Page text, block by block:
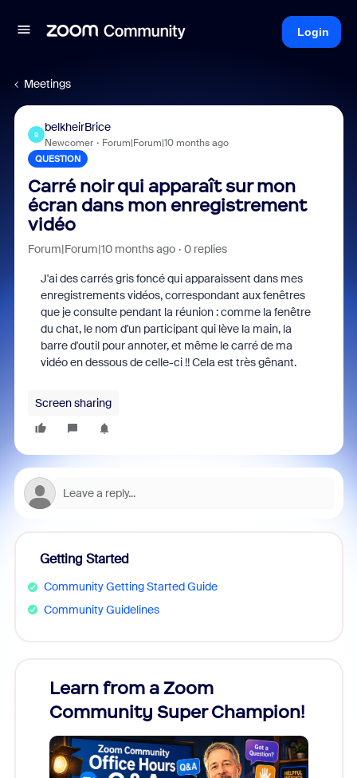
Login
Meetings
B
belkheirBrice
Newcomer Forum|Forum|10 months ago
QUESTION
Carré noir qui apparaît sur mon
écran dans mon enregistrement
vidéo
Forum|Forum|10 months ago 0 replies
J'ai des carrés gris foncé qui apparaissent dans mes
enregistrements vidéos, correspondant aux fenêtres
que je consulte pendant la réunion : comme la fenêtre
du chat, le nom d'un participant qui lève la main, la
barre d'outil pour annoter, et même le carré de ma
vidéo en dessous de celle-ci !!Cela est très gênant.
Screen sharing
Getting Started
Community Getting Started Guide
Community Guidelines
Learn from a Zoom
Community Super Champion!